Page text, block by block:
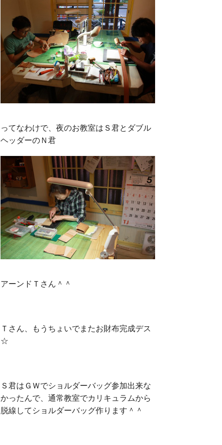
ってなわけで、夜のお教室はＳ君とダブル
ヘッダーのＮ君
アーンドＴさん＾＾
Ｔさん、もうちょいでまたお財布完成デス
☆
Ｓ君はＧＷでショルダーバッグ参加出来な
かったんで、通常教室でカリキュラムから
脱線してショルダーバッグ作ります＾＾